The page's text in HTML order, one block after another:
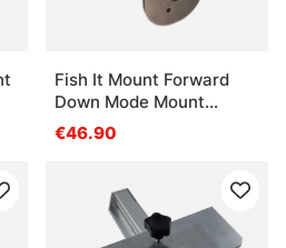
Fish It Mount Forward
Down Mode Mount
Trolling Motor (Fits shaft
30-35mm)
€46.90